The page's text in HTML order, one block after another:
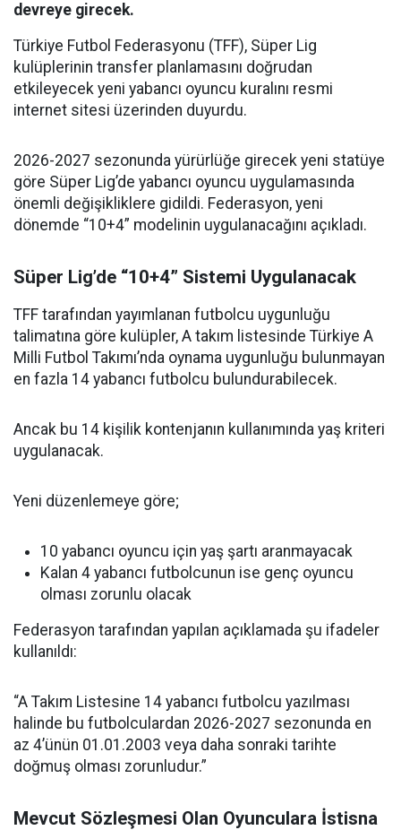
devreye girecek.
Türkiye Futbol Federasyonu (TFF), Süper Lig
kulüplerinin transfer planlamasını doğrudan
etkileyecek yeni yabancı oyuncu kuralını resmi
internet sitesi üzerinden duyurdu.
2026-2027 sezonunda yürürlüğe girecek yeni statüye
göre Süper Lig’de yabancı oyuncu uygulamasında
önemli değişikliklere gidildi. Federasyon, yeni
dönemde “10+4” modelinin uygulanacağını açıkladı.
Süper Lig’de “10+4” Sistemi Uygulanacak
TFF tarafından yayımlanan futbolcu uygunluğu
talimatına göre kulüpler, A takım listesinde Türkiye A
Milli Futbol Takımı’nda oynama uygunluğu bulunmayan
en fazla 14 yabancı futbolcu bulundurabilecek.
Ancak bu 14 kişilik kontenjanın kullanımında yaş kriteri
uygulanacak.
Yeni düzenlemeye göre;
10 yabancı oyuncu için yaş şartı aranmayacak
Kalan 4 yabancı futbolcunun ise genç oyuncu
olması zorunlu olacak
Federasyon tarafından yapılan açıklamada şu ifadeler
kullanıldı:
“A Takım Listesine 14 yabancı futbolcu yazılması
halinde bu futbolculardan 2026-2027 sezonunda en
az 4’ünün 01.01.2003 veya daha sonraki tarihte
doğmuş olması zorunludur.”
Mevcut Sözleşmesi Olan Oyunculara İstisna